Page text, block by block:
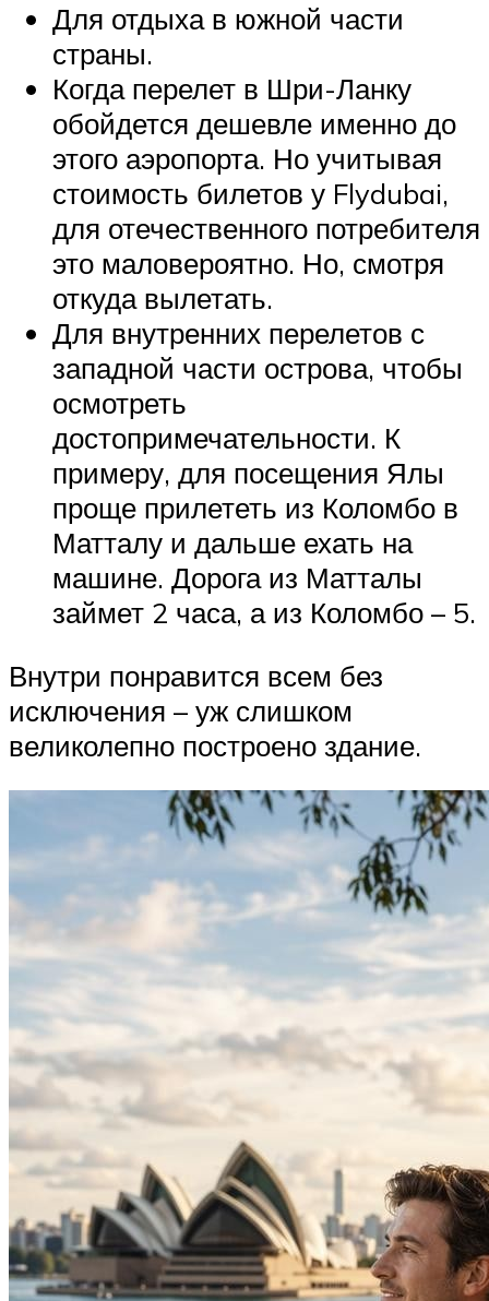
Для отдыха в южной части
страны.
Когда перелет в Шри-Ланку
обойдется дешевле именно до
этого аэропорта. Но учитывая
стоимость билетов у Flydubai,
для отечественного потребителя
это маловероятно. Но, смотря
откуда вылетать.
Для внутренних перелетов с
западной части острова, чтобы
осмотреть
достопримечательности. К
примеру, для посещения Ялы
проще прилететь из Коломбо в
Матталу и дальше ехать на
машине. Дорога из Матталы
займет 2 часа, а из Коломбо – 5.
Внутри понравится всем без
исключения – уж слишком
великолепно построено здание.